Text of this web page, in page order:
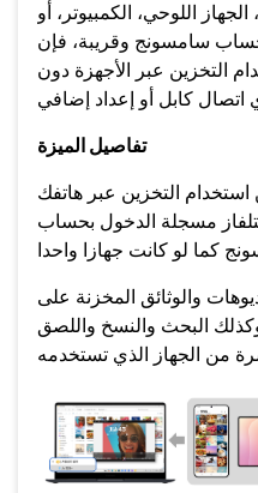
اللوحي، الكمبيوتر، أو
سامسونج وقريبة، فإن
التخزين عبر الأجهزة دون
تفاصيل الميزة
التخزين عبر هاتفك
مسجلة الدخول بحساب
والوثائق المخزنة على
البحث والنسخ واللصق